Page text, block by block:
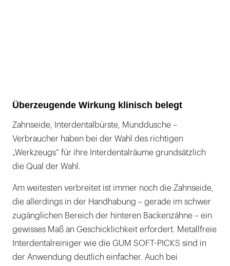
Überzeugende Wirkung klinisch belegt
Zahnseide, Interdentalbürste, Munddusche –
Verbraucher haben bei der Wahl des richtigen
„Werkzeugs“ für ihre Interdentalräume grundsätzlich
die Qual der Wahl.
Am weitesten verbreitet ist immer noch die Zahnseide,
die allerdings in der Handhabung – gerade im schwer
zugänglichen Bereich der hinteren Backenzähne – ein
gewisses Maß an Geschicklichkeit erfordert. Metallfreie
Interdentalreiniger wie die GUM SOFT-PICKS sind in
der Anwendung deutlich einfacher. Auch bei